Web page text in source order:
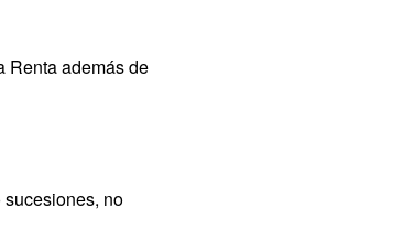
Renta además de
no